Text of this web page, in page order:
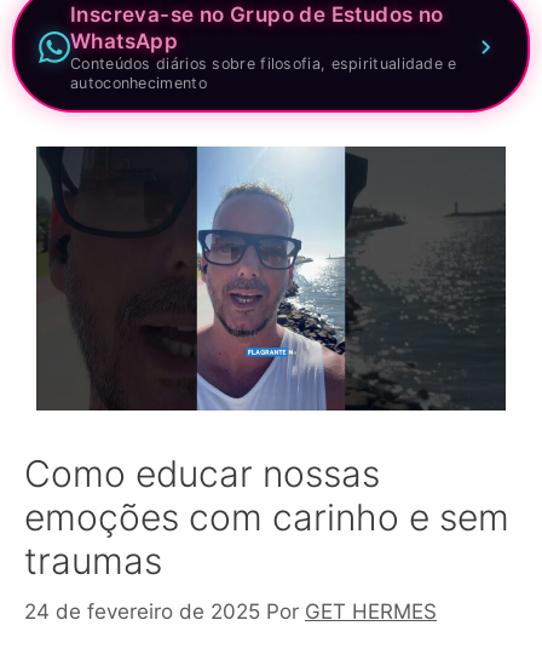
Inscreva-se no Grupo de Estudos no
WhatsApp
Conteúdos diários sobre filosofia, espiritualidade e
autoconhecimento
Como educar nossas
emoções com carinho e sem
traumas
24 de fevereiro de 2025 Por GET HERMES